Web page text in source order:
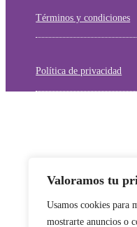
Valoramos tu
Usamos cookies para
mostrarte anuncios o
Términos y condiciones
Política de privacidad